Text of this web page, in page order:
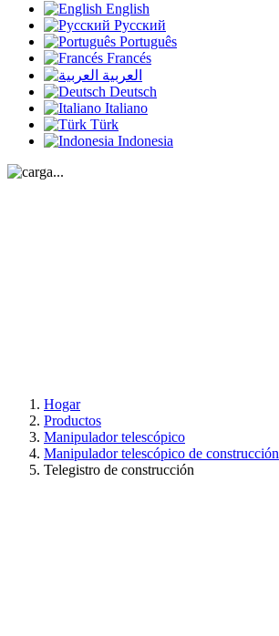
English
Русский
Português
Francés
العربية
Deutsch
Italiano
Türk
Indonesia
Hogar
Productos
Manipulador telescópico
Manipulador telescópico de construcción
Telegistro de construcción